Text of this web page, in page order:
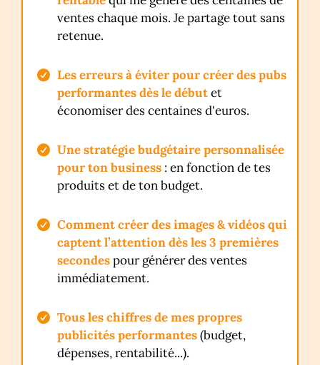
ventes chaque mois. Je partage tout sans
retenue.
Les erreurs à éviter pour créerdes pubs
performantes dès le débutet
économiser des centaines d'euros.
Une stratégie budgétaire personnalisée
pour ton business : en fonction de tes
produits et de ton budget.
Comment créer des images & vidéos qui
captent l’attention dès les 3 premières
secondespour générer des ventes
immédiatement.
Tous les chiffres de mes propres
publicités performantes(budget,
dépenses, rentabilité...).